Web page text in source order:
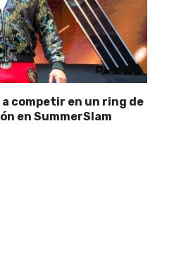
competir en un ring de
en SummerSlam